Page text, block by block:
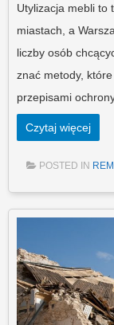
Utylizacja mebli to
miastach, a
liczby osób
znać metody,
przepisami
Czytaj więcej
POSTED IN